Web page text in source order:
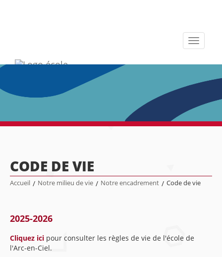
Toggle
CODE DE VIE
Accueil / Notre milieu de vie / Notre encadrement / Code de vie
2025-2026
Cliquez ici pour consulter les règles de vie de l'école de
l'Arc-en-Ciel.